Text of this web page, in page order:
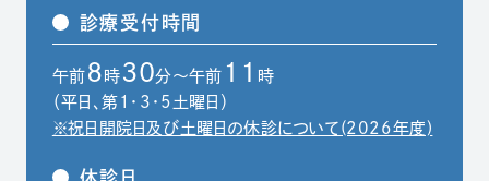
診療受付時間
午前 8 時 30分～午前 11
時
（平日、第1・3・5土曜日）
※祝日開院日及び土曜日の休診について(2026年度)